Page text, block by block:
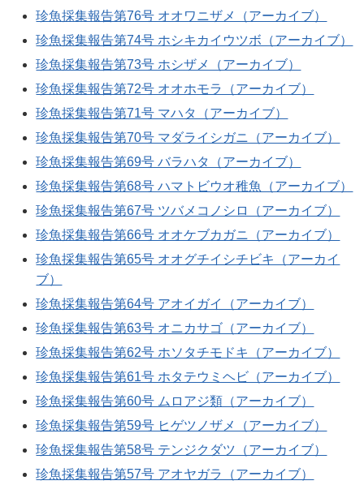
珍魚採集報告第76号 オオワニザメ（アーカイブ）
珍魚採集報告第74号 ホシキカイウツボ（アーカイブ）
珍魚採集報告第73号 ホシザメ（アーカイブ）
珍魚採集報告第72号 オオホモラ（アーカイブ）
珍魚採集報告第71号 マハタ（アーカイブ）
珍魚採集報告第70号 マダライシガニ（アーカイブ）
珍魚採集報告第69号 バラハタ（アーカイブ）
珍魚採集報告第68号 ハマトビウオ稚魚（アーカイブ）
珍魚採集報告第67号 ツバメコノシロ（アーカイブ）
珍魚採集報告第66号 オオケブカガニ（アーカイブ）
珍魚採集報告第65号 オオグチイシチビキ（アーカイ
ブ）
珍魚採集報告第64号 アオイガイ（アーカイブ）
珍魚採集報告第63号 オニカサゴ（アーカイブ）
珍魚採集報告第62号 ホソタチモドキ（アーカイブ）
珍魚採集報告第61号 ホタテウミヘビ（アーカイブ）
珍魚採集報告第60号 ムロアジ類（アーカイブ）
珍魚採集報告第59号 ヒゲツノザメ（アーカイブ）
珍魚採集報告第58号 テンジクダツ（アーカイブ）
珍魚採集報告第57号 アオヤガラ（アーカイブ）